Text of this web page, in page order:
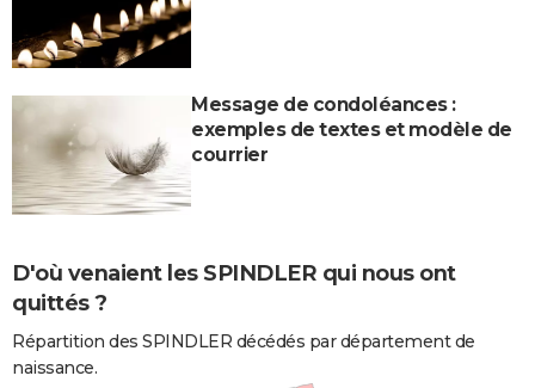
Message de condoléances :
exemples de textes et modèle de
courrier
D'où venaient les SPINDLER qui nous ont
quittés ?
Répartition des SPINDLER décédés par département de
naissance.